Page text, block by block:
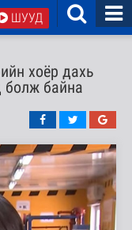
ШУУД
хоёр дахь
болж байна